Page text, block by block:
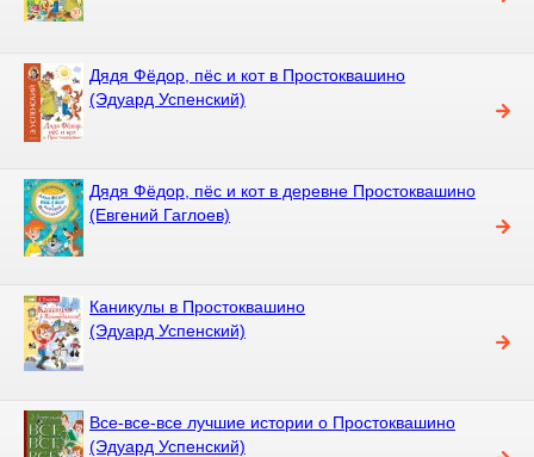
Дядя Фёдор, пёс и кот в Простоквашино
(Эдуард Успенский)
Дядя Фёдор, пёс и кот в деревне Простоквашино
(Евгений Гаглоев)
Каникулы в Простоквашино
(Эдуард Успенский)
Все-все-все лучшие истории о Простоквашино
(Эдуард Успенский)